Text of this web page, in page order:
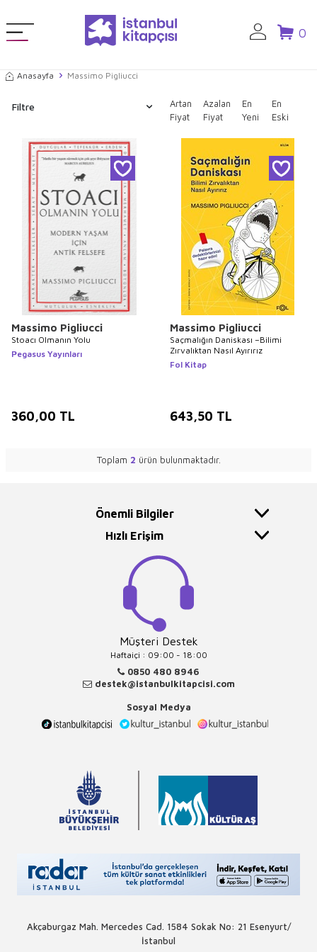
0
Anasayfa Massimo Pigliucci
Filtre
Artan
Fiyat
Azalan
Fiyat
En
Yeni
En
Eski
Massimo Pigliucci
Stoacı Olmanın Yolu
Pegasus Yayınları
360,00 TL
Massimo Pigliucci
Saçmalığın Daniskası –Bilimi
Zırvalıktan Nasıl Ayırırız
Fol Kitap
643,50 TL
Toplam 2 ürün bulunmaktadır.
Önemli Bilgiler
Hızlı Erişim
Müşteri Destek
Haftaiçi : 09:00 - 18:00
0850 480 8946
destek@istanbulkitapcisi.com
Sosyal Medya
Akçaburgaz Mah. Mercedes Cad. 1584 Sokak No: 21 Esenyurt/
İstanbul